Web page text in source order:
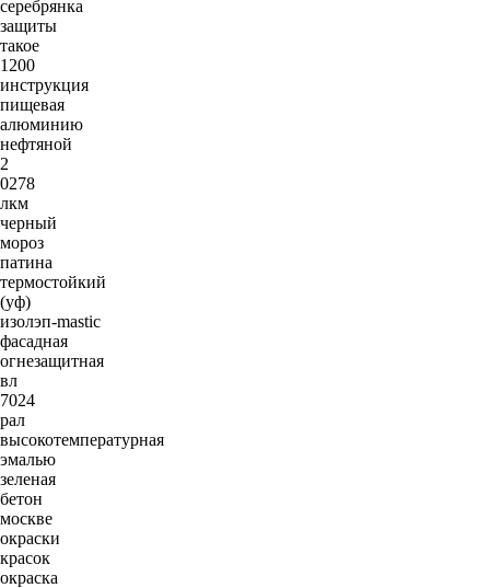
серебрянка
защиты
такое
1200
инструкция
пищевая
алюминию
нефтяной
2
0278
лкм
черный
мороз
патина
термостойкий
(уф)
изолэп-mastic
фасадная
огнезащитная
вл
7024
рал
высокотемпературная
эмалью
зеленая
бетон
москве
окраски
красок
окраска